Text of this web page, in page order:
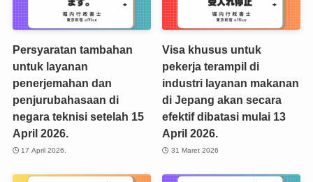
Persyaratan tambahan
untuk layanan
penerjemahan dan
penjurubahasaan di
negara teknisi setelah 15
April 2026.
17 April 2026.
Visa khusus untuk
pekerja terampil di
industri layanan makanan
di Jepang akan secara
efektif dibatasi mulai 13
April 2026.
31 Maret 2026